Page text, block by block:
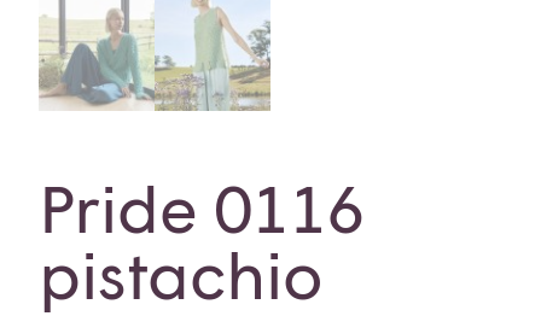
Pride 0116
pistachio